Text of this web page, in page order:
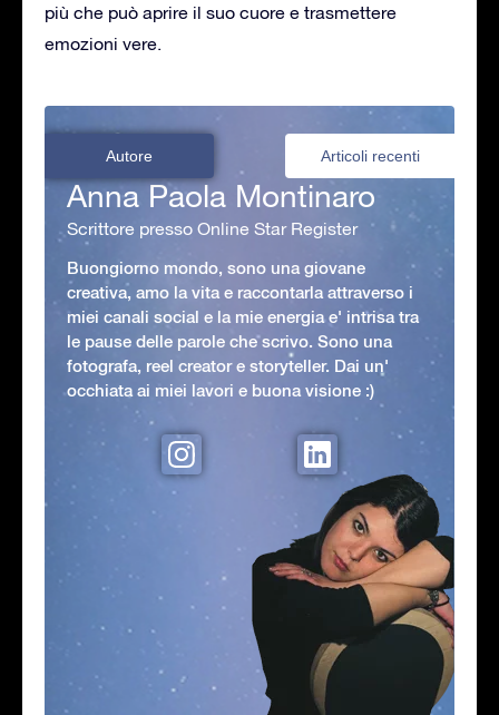
più che può aprire il suo cuore e trasmettere
emozioni vere.
Autore Articoli recenti
Anna Paola Montinaro
Scrittore presso Online Star Register
Buongiorno mondo, sono una giovane
creativa, amo la vita e raccontarla attraverso i
miei canali social e la mie energia e' intrisa tra
le pause delle parole che scrivo. Sono una
fotografa, reel creator e storyteller. Dai un'
occhiata ai miei lavori e buona visione :)